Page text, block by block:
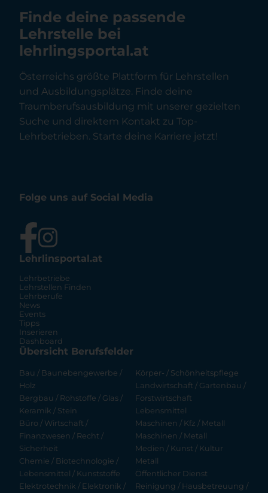
Finde deine passende
Lehrstelle bei
lehrlingsportal.at
Österreichs größte Plattform für Lehrstellen
und Ausbildungsplätze. Finde deine
Traumberufsausbildung mit unserer gezielten
Suche und direktem Kontakt zu Top-
Lehrbetrieben. Starte deine Karriere jetzt!
Folge uns auf Social Media
Lehrlinsportal.at
Lehrbetriebe
Lehrstellen Finden
Lehrberufe
News
Events
Tipps
Inserieren
Dashboard
Übersicht Berufsfelder
Bau / Baunebengewerbe /
Holz
Bergbau / Rohstoffe / Glas /
Keramik / Stein
Büro / Wirtschaft /
Finanzwesen / Recht /
Sicherheit
Chemie / Biotechnologie /
Lebensmittel / Kunststoffe
Elektrotechnik / Elektronik /
Körper- / Schönheitspflege
Landwirtschaft / Gartenbau /
Forstwirtschaft
Lebensmittel
Maschinen / Kfz / Metall
Maschinen / Metall
Medien / Kunst / Kultur
Metall
Öffentlicher Dienst
Reinigung / Hausbetreuung /